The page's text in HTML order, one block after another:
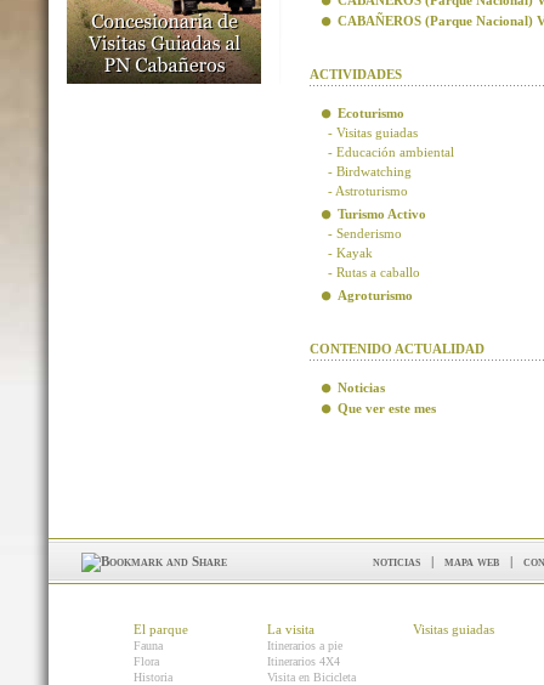
CABAÑEROS (Parque Nacional)
ACTIVIDADES
Ecoturismo
- Visitas guiadas
- Educación ambiental
- Birdwatching
- Astroturismo
Turismo Activo
- Senderismo
- Kayak
- Rutas a caballo
Agroturismo
CONTENIDO ACTUALIDAD
Noticias
Que ver este mes
noticias | mapa web |
El parque
Fauna
Flora
Historia
La visita
Itinerarios a pie
Itinerarios 4X4
Visita en Bicicleta
Visitas guiadas